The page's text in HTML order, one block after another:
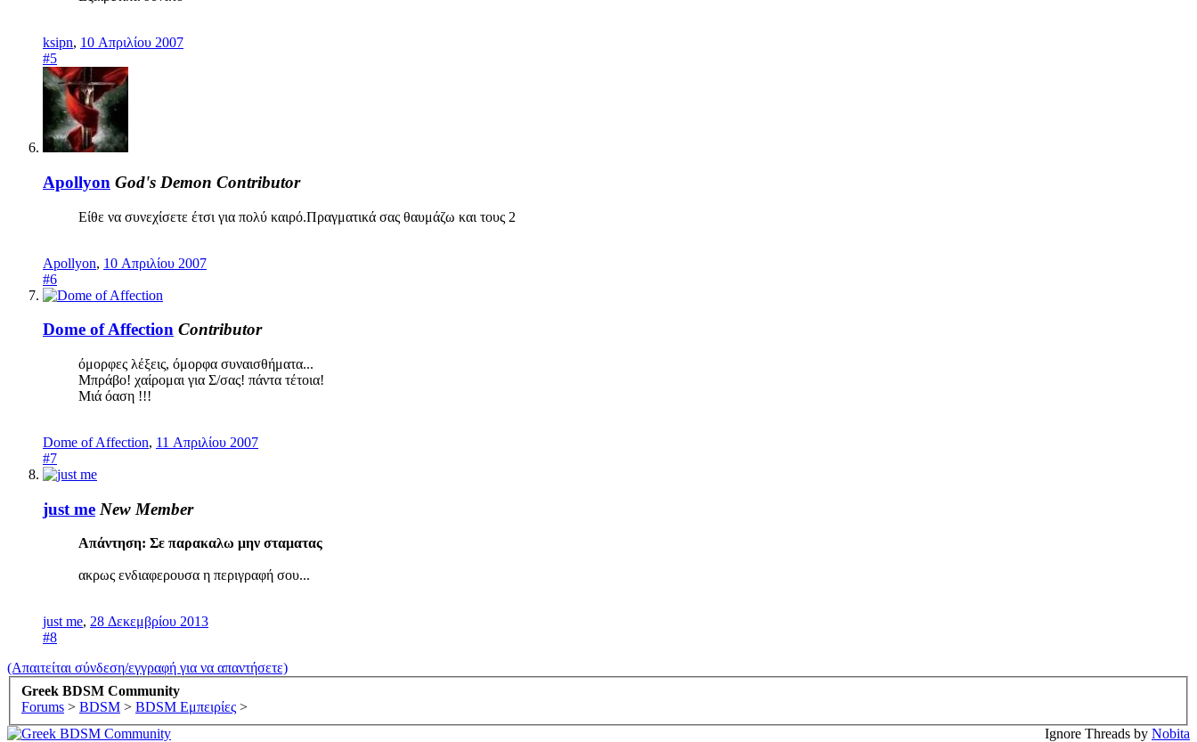
ksipn, 10 Απριλίου 2007
#5
Apollyon God's Demon Contributor
Είθε να συνεχίσετε έτσι για πολύ καιρό.Πραγματικά σας θαυμάζω και τους 2
Apollyon, 10 Απριλίου 2007
#6
Dome of Affection Contributor
όμορφες λέξεις, όμορφα συναισθήματα...
Μπράβο! χαίρομαι για Σ/σας! πάντα τέτοια!
Μιά όαση !!!
Dome of Affection, 11 Απριλίου 2007
#7
just me New Member
Απάντηση: Σε παρακαλω μην σταματας
ακρως ενδιαφερουσα η περιγραφή σου...
just me, 28 Δεκεμβρίου 2013
#8
(Απαιτείται σύνδεση/εγγραφή για να απαντήσετε)
Greek BDSM Community
Forums > BDSM > BDSM Εμπειρίες >
Ignore Threads by Nobita